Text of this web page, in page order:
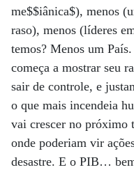
me$$iânica$), menos
raso), menos (líderes
temos? Menos um
começa a mostrar seu
sair de controle, e
o que mais incendeia
vai crescer no próximo
onde poderiam vir
desastre. E o PIB…